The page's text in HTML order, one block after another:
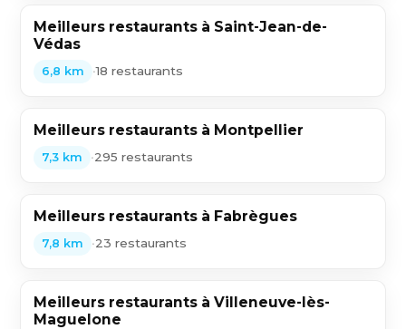
Meilleurs restaurants à Saint-Jean-de-
Védas
6,8 km •18 restaurants
Meilleurs restaurants à Montpellier
7,3 km •295 restaurants
Meilleurs restaurants à Fabrègues
7,8 km •23 restaurants
Meilleurs restaurants à Villeneuve-lès-
Maguelone